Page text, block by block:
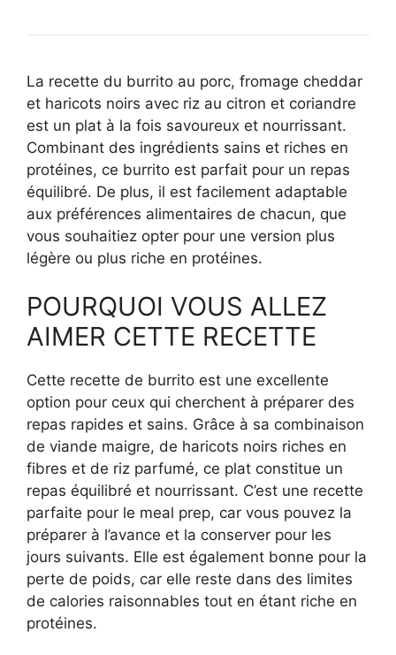
La recette du burrito au porc, fromage cheddar
et haricots noirs avec riz au citron et coriandre
est un plat à la fois savoureux et nourrissant.
Combinant des ingrédients sains et riches en
protéines, ce burrito est parfait pour un repas
équilibré. De plus, il est facilement adaptable
aux préférences alimentaires de chacun, que
vous souhaitiez opter pour une version plus
légère ou plus riche en protéines.
POURQUOI VOUS ALLEZ
AIMER CETTE RECETTE
Cette recette de burrito est une excellente
option pour ceux qui cherchent à préparer des
repas rapides et sains. Grâce à sa combinaison
de viande maigre, de haricots noirs riches en
fibres et de riz parfumé, ce plat constitue un
repas équilibré et nourrissant. C’est une recette
parfaite pour le meal prep, car vous pouvez la
préparer à l’avance et la conserver pour les
jours suivants. Elle est également bonne pour la
perte de poids, car elle reste dans des limites
de calories raisonnables tout en étant riche en
protéines.